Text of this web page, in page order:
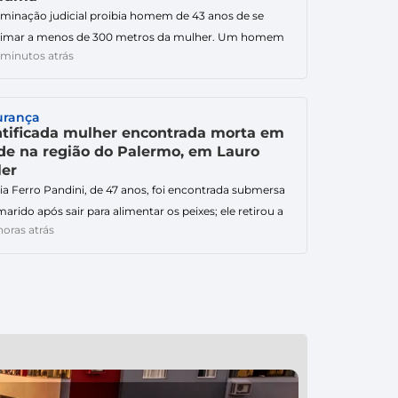
judicial proibia homem de 43 anos de se
a menos de 300 metros da mulher. Um homem
anos foi detido após descumprir uma medida
por volta das 10h47, na Rua […]
minutos atrás
mulher encontrada morta em
na região do Palermo, em Lauro
Ferro Pandini, de 47 anos, foi encontrada submersa
após sair para alimentar os peixes; ele retirou a
da água e tentou reanimá-la. Foi identificada como
atrás